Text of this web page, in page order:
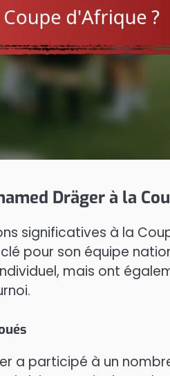
Dräger à la
significatives à la
pour son équipe
mais ont
a participé à un